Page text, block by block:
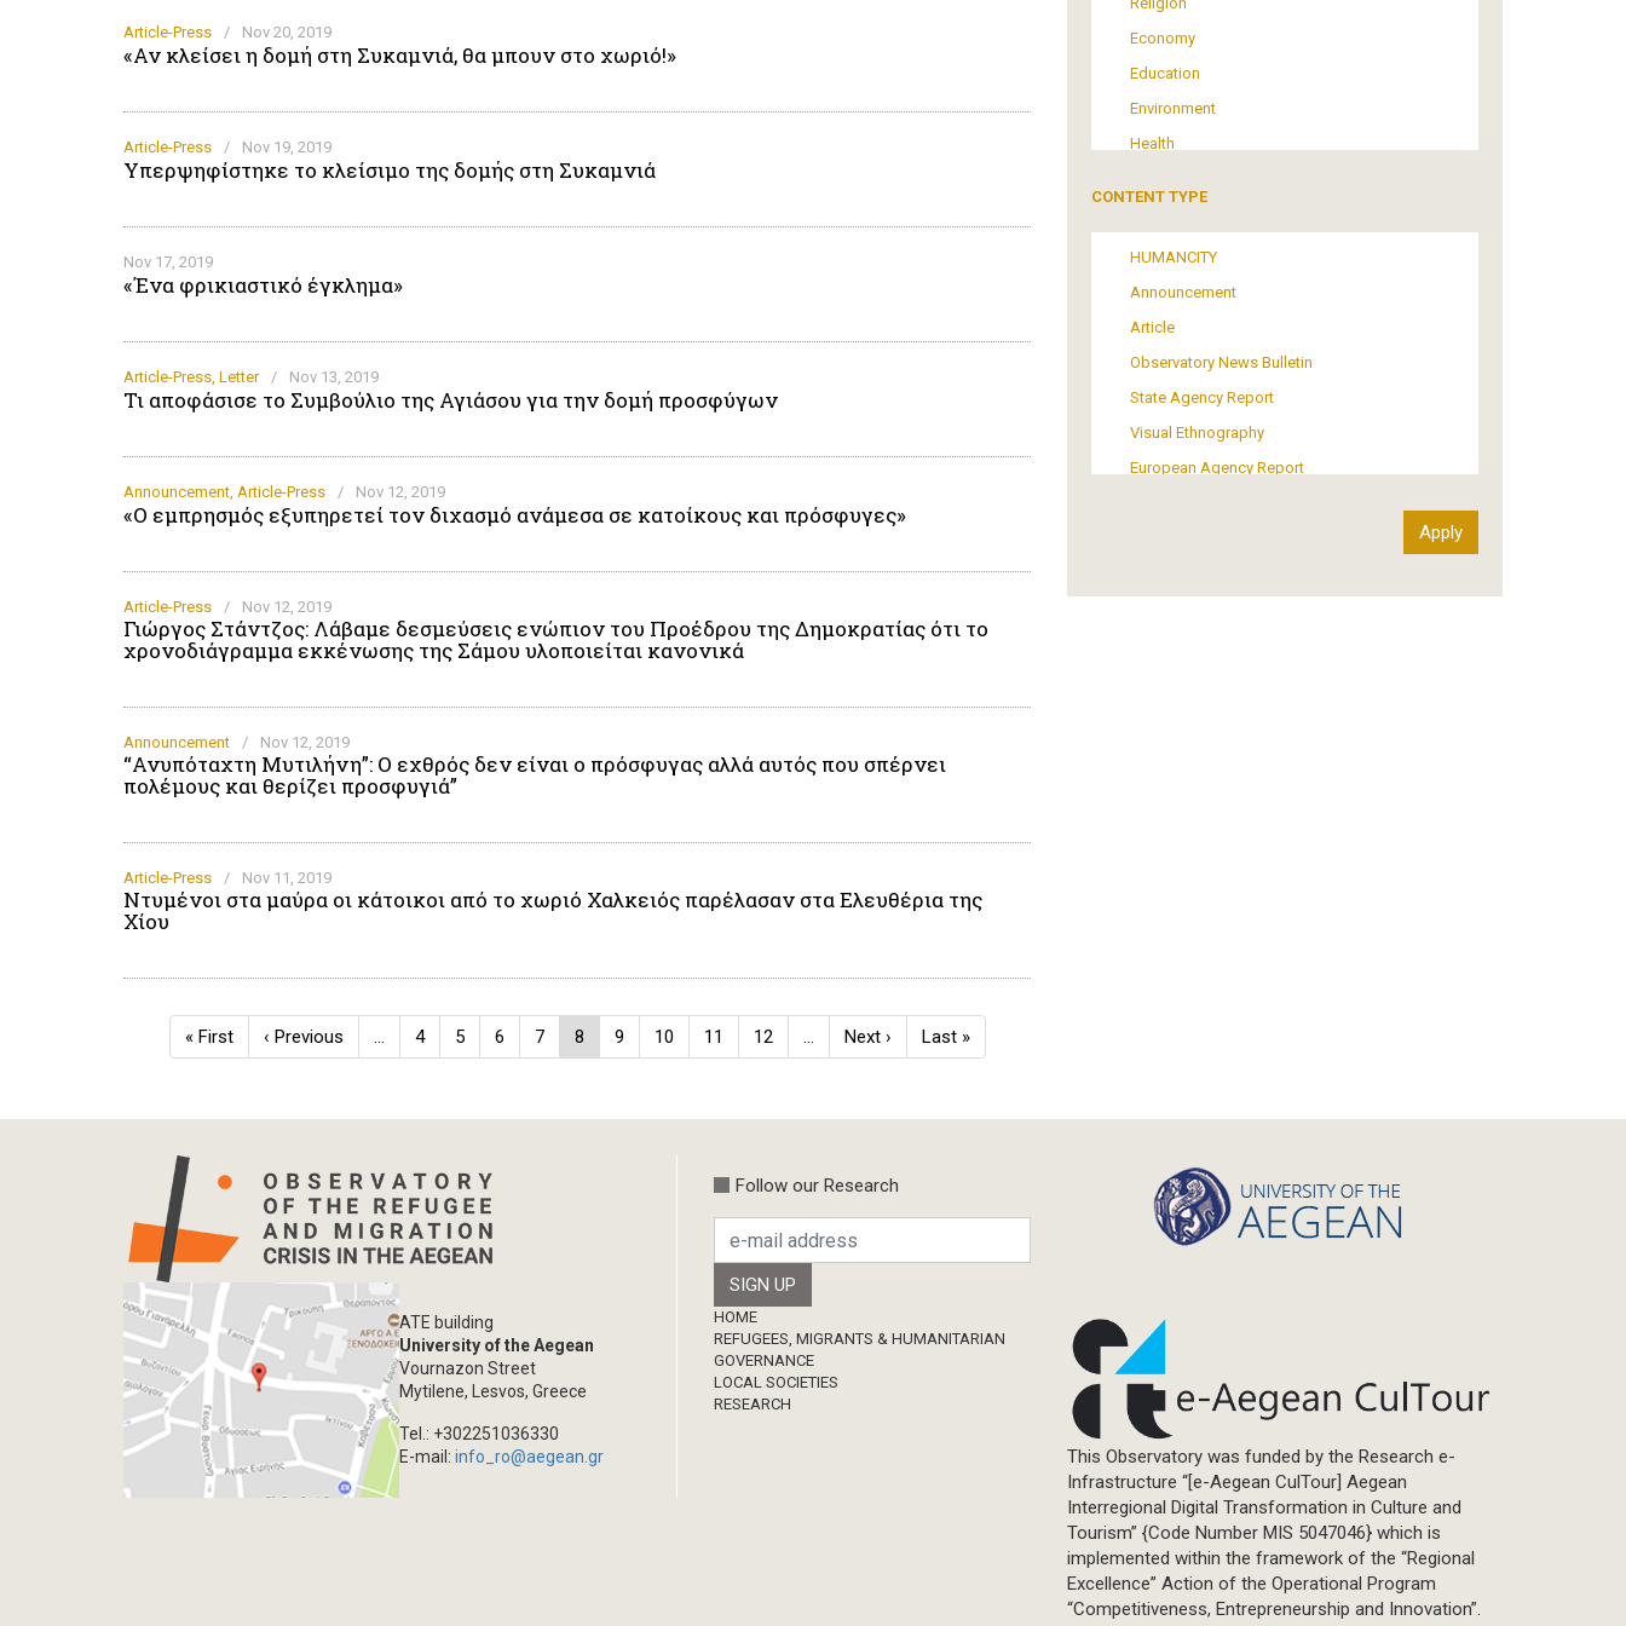
Article-Press / Nov 20, 2019
«Αν κλείσει η δομή στη Συκαμνιά, θα μπουν στο χωριό!»
Article-Press / Nov 19, 2019
Υπερψηφίστηκε το κλείσιμο της δομής στη Συκαμνιά
Nov 17, 2019
«Ένα φρικιαστικό έγκλημα»
Article-Press, Letter / Nov 13, 2019
Τι αποφάσισε το Συμβούλιο της Αγιάσου για την δομή προσφύγων
Announcement, Article-Press / Nov 12, 2019
«Ο εμπρησμός εξυπηρετεί τον διχασμό ανάμεσα σε κατοίκους και πρόσφυγες»
Article-Press / Nov 12, 2019
Γιώργος Στάντζος: Λάβαμε δεσμεύσεις ενώπιον του Προέδρου της Δημοκρατίας ότι το
χρονοδιάγραμμα εκκένωσης της Σάμου υλοποιείται κανονικά
Announcement / Nov 12, 2019
“Ανυπόταχτη Μυτιλήνη”: Ο εχθρός δεν είναι ο πρόσφυγας αλλά αυτός που σπέρνει
πολέμους και θερίζει προσφυγιά”
Article-Press / Nov 11, 2019
Ντυμένοι στα μαύρα οι κάτοικοι από το χωριό Χαλκειός παρέλασαν στα Ελευθέρια της
Χίου
Pagination
First
page
« First
Previous
page
‹ Previous … Page
4 Page
5 Page
6 Page
7
Current
page
8 Page
9 Page
10 Page
11 Page
12 …
Next
page
Next ›
Last
page
Last »
Economy
Education
Environment
Health
Media
Institutional Arrangements
Support of Refugees and Migrants
Material Culture
Art
CONTENT TYPE
HUMANCITY
Announcement
Article
Observatory News Bulletin
State Agency Report
Visual Ethnography
European Agency Report
Chapter in Collected Volume
Conference-Event
ATE building
University of the Aegean
Vournazon Street
Mytilene, Lesvos, Greece
Tel.: +302251036330
E-mail:info_ro@aegean.gr
Follow our Research
Footer
HOME
REFUGEES, MIGRANTS & HUMANITARIAN
GOVERNANCE
LOCAL SOCIETIES
RESEARCH
This Observatory was funded by the Research e-
Infrastructure “[e-Aegean CulTour] Aegean
Interregional Digital Transformation in Culture and
Tourism” {Code Number MIS 5047046} which is
implemented within the framework of the “Regional
Excellence” Action of the Operational Program
“Competitiveness, Entrepreneurship and Innovation”.